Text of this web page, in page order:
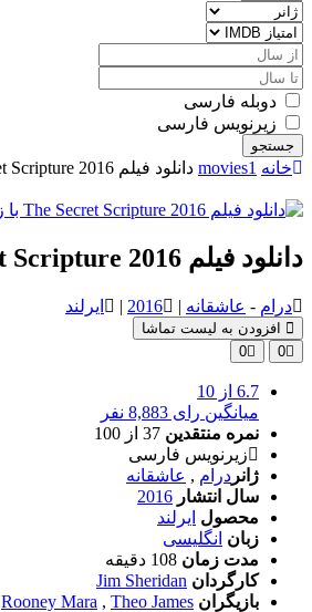
ژانر
امتیاز
IMDB
از
سال
تا
سالدوبله فارسی
زیرنویس فارسی
جستجو
خانه movies1 دانلود فیلم The Secret Scripture 2016 با زیرنویس چسبیده
دانلود فیلم The Secret Scripture 2016 با زیرنویس چسبیده
درام - عاشقانه |
2016
| ایرلند
افزودن به لیست تماشا
0
0
6.7 از 10
میانگین رای 8,883 نفر
نمره منتقدین 37 از 100
زیرنویس فارسی
ژانر درام , عاشقانه
سال انتشار 2016
محصول ایرلند
زبان انگلیسی
مدت زمان 108 دقیقه
کارگردان Jim Sheridan
بازیگران
Rooney Mara , Theo James